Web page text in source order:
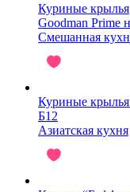
Куриные крылья
Goodman Prime
Смешанная
Куриные
Б12
Азиатская кухня